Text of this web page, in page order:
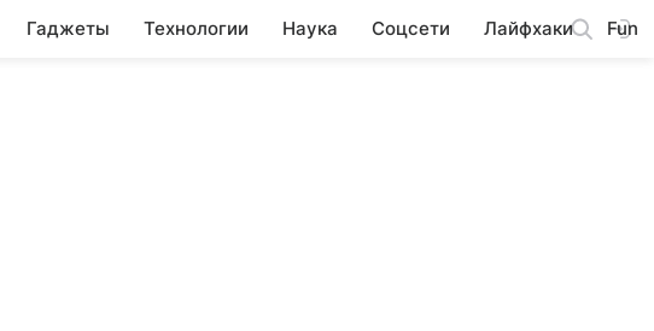
Гаджеты Технологии Наука Соцсети Лайфхаки Fun